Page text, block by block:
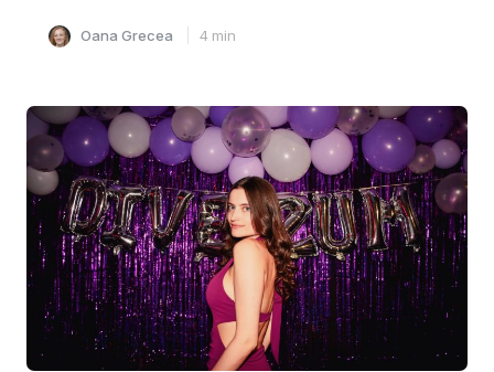
Oana Grecea 4 min